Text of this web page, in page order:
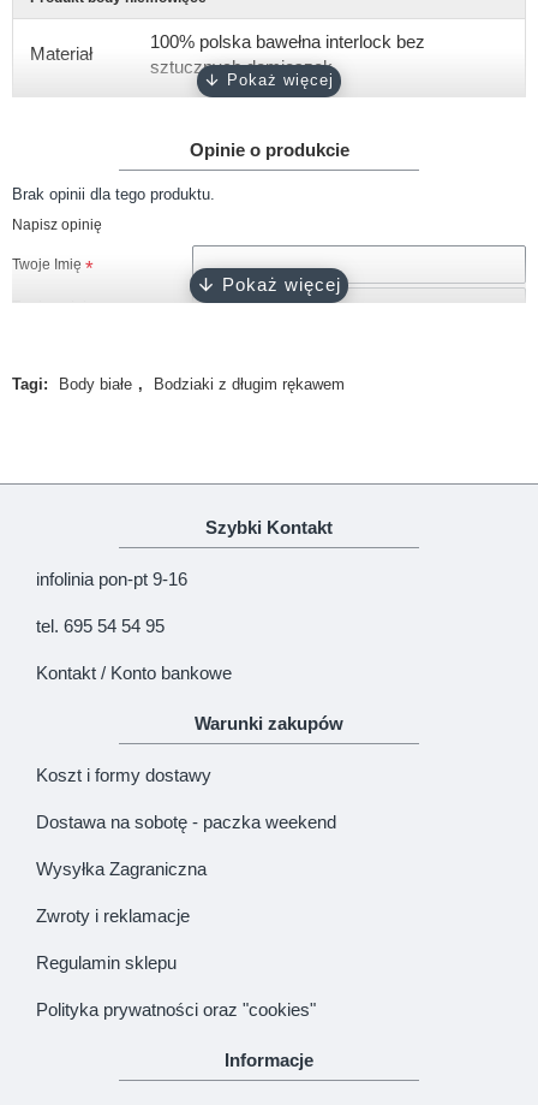
Materiał
100% polska bawełna interlock bez
sztucznych domieszek
krótki, długi
Rozmiary 56, 62, 68, 74, 80, 86, 92
napy bezniklowe
Produkcja 100% polski produkt - Marka Lene
Opinie o produkcie
Brak opinii dla tego produktu.
Napisz opinię
Twoje Imię
Twoja opinia
KONTYNUUJ
Tagi: Body białe , Bodziaki z długim rękawem
Szybki Kontakt
infolinia pon-pt 9-16
tel. 695 54 54 95
Kontakt / Konto bankowe
Warunki zakupów
Koszt i formy dostawy
Dostawa na sobotę - paczka weekend
Wysyłka Zagraniczna
Zwroty i reklamacje
Regulamin sklepu
Polityka prywatności oraz "cookies"
Informacje